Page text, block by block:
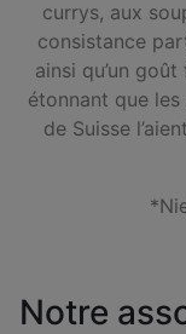
currys, aux
consistance
ainsi qu’un
étonnant que
de Suisse
Notre